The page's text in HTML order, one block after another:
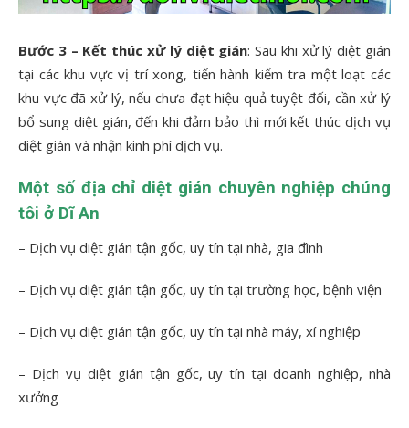
Bước 3 – Kết thúc xử lý diệt gián: Sau khi xử lý diệt gián
tại các khu vực vị trí xong, tiến hành kiểm tra một loạt các
khu vực đã xử lý, nếu chưa đạt hiệu quả tuyệt đối, cần xử lý
bổ sung diệt gián, đến khi đảm bảo thì mới kết thúc dịch vụ
diệt gián và nhận kinh phí dịch vụ.
Một số địa chỉ diệt gián chuyên nghiệp chúng
tôi ở Dĩ An
– Dịch vụ diệt gián tận gốc, uy tín tại nhà, gia đình
– Dịch vụ diệt gián tận gốc, uy tín tại trường học, bệnh viện
– Dịch vụ diệt gián tận gốc, uy tín tại nhà máy, xí nghiệp
– Dịch vụ diệt gián tận gốc, uy tín tại doanh nghiệp, nhà
xưởng